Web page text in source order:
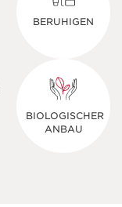
BERUHIGEN
BIOLOGISCHER
ANBAU